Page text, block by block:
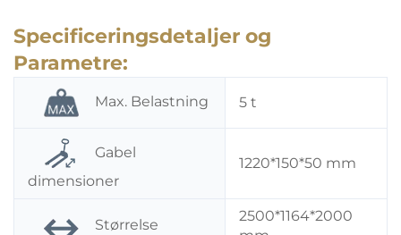
Specificeringsdetaljer og
Parametre:
Max. Belastning 5 t
Gabel
dimensioner
1220*150*50 mm
Størrelse
2500*1164*2000